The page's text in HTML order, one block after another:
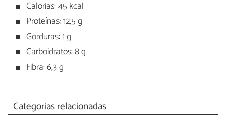
Calorias: 45 kcal
Proteínas: 12,5 g
Gorduras: 1 g
Carboidratos: 8 g
Fibra: 6,3 g
Categorias relacionadas